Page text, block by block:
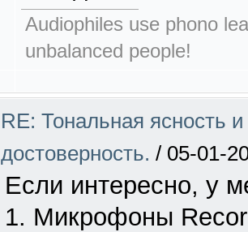
Audiophiles use phono
unbalanced people!
RE: Тональная ясность
достоверность. / 05-01-
Если интересно, у
1. Микрофоны